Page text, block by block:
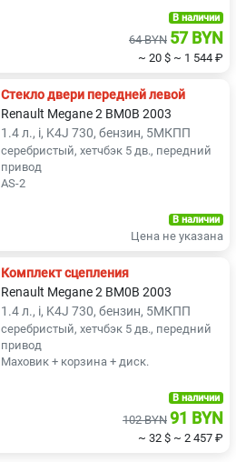
В наличии
64 BYN 57 BYN
~ 20 $ ~ 1 544 ₽
Стекло двери передней левой
Renault Megane 2 BM0B 2003
1.4 л., i, K4J 730, бензин, 5МКПП
серебристый, хетчбэк 5 дв., передний
привод
AS-2
В наличии
Цена не указана
Комплект сцепления
Renault Megane 2 BM0B 2003
1.4 л., i, K4J 730, бензин, 5МКПП
серебристый, хетчбэк 5 дв., передний
привод
Маховик + корзина + диск.
В наличии
102 BYN 91 BYN
~ 32 $ ~ 2 457 ₽